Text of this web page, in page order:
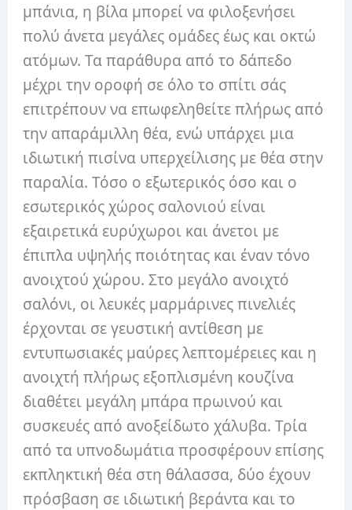
μπάνια, η βίλα μπορεί να φιλοξενήσει
πολύ άνετα μεγάλες ομάδες έως και οκτώ
ατόμων. Τα παράθυρα από το δάπεδο
μέχρι την οροφή σε όλο το σπίτι σάς
επιτρέπουν να επωφεληθείτε πλήρως από
την απαράμιλλη θέα, ενώ υπάρχει μια
ιδιωτική πισίνα υπερχείλισης με θέα στην
παραλία. Τόσο ο εξωτερικός όσο και ο
εσωτερικός χώρος σαλονιού είναι
εξαιρετικά ευρύχωροι και άνετοι με
έπιπλα υψηλής ποιότητας και έναν τόνο
ανοιχτού χώρου. Στο μεγάλο ανοιχτό
σαλόνι, οι λευκές μαρμάρινες πινελιές
έρχονται σε γευστική αντίθεση με
εντυπωσιακές μαύρες λεπτομέρειες και η
ανοιχτή πλήρως εξοπλισμένη κουζίνα
διαθέτει μεγάλη μπάρα πρωινού και
συσκευές από ανοξείδωτο χάλυβα. Τρία
από τα υπνοδωμάτια προσφέρουν επίσης
εκπληκτική θέα στη θάλασσα, δύο έχουν
πρόσβαση σε ιδιωτική βεράντα και το